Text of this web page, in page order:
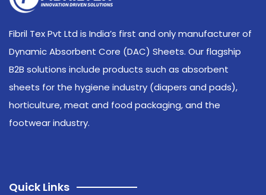
Fibril Tex Pvt Ltd is India’s first and only manufacturer of
Dynamic Absorbent Core (DAC) Sheets. Our flagship
B2B solutions include products such as absorbent
sheets for the hygiene industry (diapers and pads),
horticulture, meat and food packaging, and the
footwear industry.
Quick Links